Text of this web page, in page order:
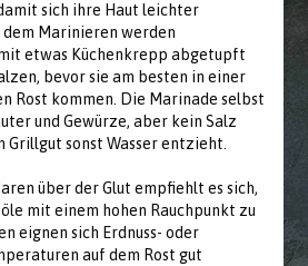
sich ihre Haut leichter
Marinieren werden
mit etwas Küchenkrepp abgetupft
bevor sie am besten in einer
Rost kommen. Die Marinade selbst
und Gewürze, aber kein Salz
Grillgut sonst Wasser entzieht.
über der Glut empfiehlt es sich,
mit einem hohen Rauchpunkt zu
eignen sich Erdnuss- oder
auf dem Rost gut